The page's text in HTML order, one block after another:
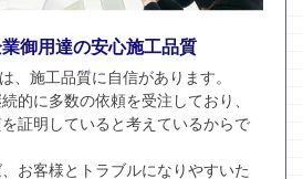
御用達の安心施工品質
、施工品質に自信があります。
的に多数の依頼を受注しており、
証明していると考えているからで
お客様とトラブルになりやすいた